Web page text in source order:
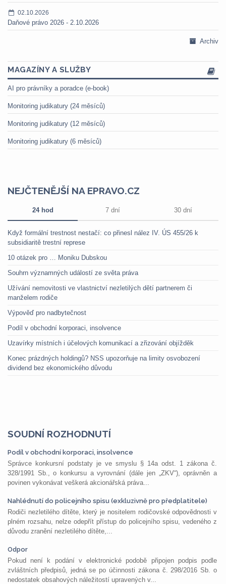
02.10.2026
Daňové právo 2026 - 2.10.2026
Archiv
MAGAZÍNY A SLUŽBY
AI pro právníky a poradce (e-book)
Monitoring judikatury (24 měsíců)
Monitoring judikatury (12 měsíců)
Monitoring judikatury (6 měsíců)
NEJČTENĚJŠÍ NA EPRAVO.CZ
24 hod 7 dní 30 dní
Když formální trestnost nestačí: co přinesl nález IV. ÚS 455/26 k
subsidiaritě trestní represe
10 otázek pro … Moniku Dubskou
Souhrn významných událostí ze světa práva
Užívání nemovitosti ve vlastnictví nezletilých dětí partnerem či
manželem rodiče
Výpověď pro nadbytečnost
Podíl v obchodní korporaci, insolvence
Uzavírky místních i účelových komunikací a zřizování objížděk
Konec prázdných holdingů? NSS upozorňuje na limity osvobození
dividend bez ekonomického důvodu
SOUDNÍ ROZHODNUTÍ
Podíl v obchodní korporaci, insolvence
Správce konkursní podstaty je ve smyslu § 14a odst. 1 zákona č.
328/1991 Sb., o konkursu a vyrovnání (dále jen „ZKV“), oprávněn a
povinen vykonávat veškerá akcionářská práva...
Nahlédnutí do policejního spisu (exkluzivně pro předplatitele)
Rodiči nezletilého dítěte, který je nositelem rodičovské odpovědnosti v
plném rozsahu, nelze odepřít přístup do policejního spisu, vedeného z
důvodu zranění nezletilého dítěte,...
Odpor
Pokud není k podání v elektronické podobě připojen podpis podle
zvláštních předpisů, jedná se po účinnosti zákona č. 298/2016 Sb. o
nedostatek obsahových náležitostí upravených v...